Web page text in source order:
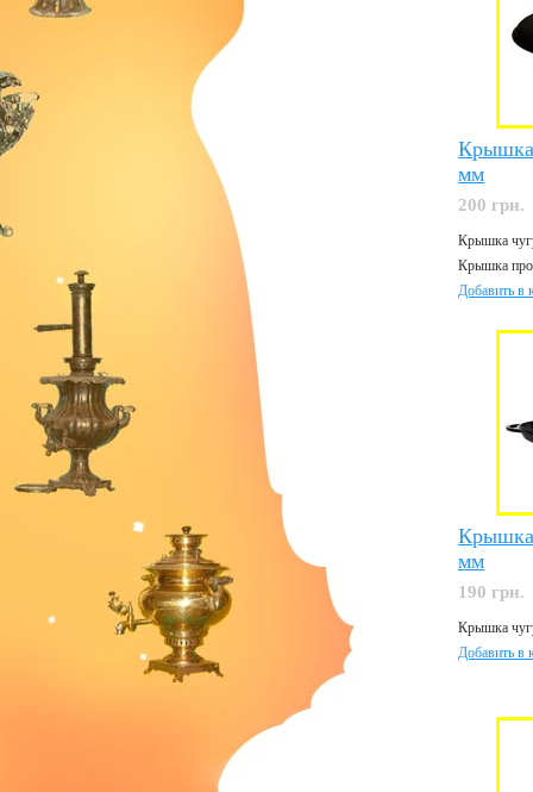
Крышка
мм
200 грн.
Крышка
Крышка
Добавить в
Крышка
мм
190 грн.
Крышка
Добавить в